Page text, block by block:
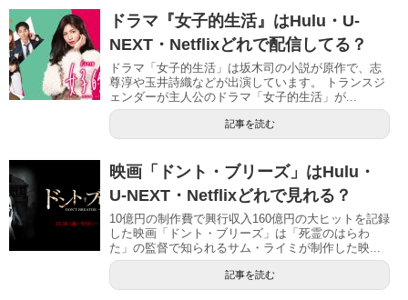
ドラマ『女子的生活』はHulu・U-
NEXT・Netflixどれで配信してる？
ドラマ「女子的生活」は坂木司の小説が原作で、志
尊淳や玉井詩織などが出演しています。 トランスジ
ェンダーが主人公のドラマ「女子的生活」が...
記事を読む
映画「ドント・ブリーズ」はHulu・
U-NEXT・Netflixどれで見れる？
10億円の制作費で興行収入160億円の大ヒットを記録
した映画「ドント・ブリーズ」は「死霊のはらわ
た」の監督で知られるサム・ライミが制作した映...
記事を読む